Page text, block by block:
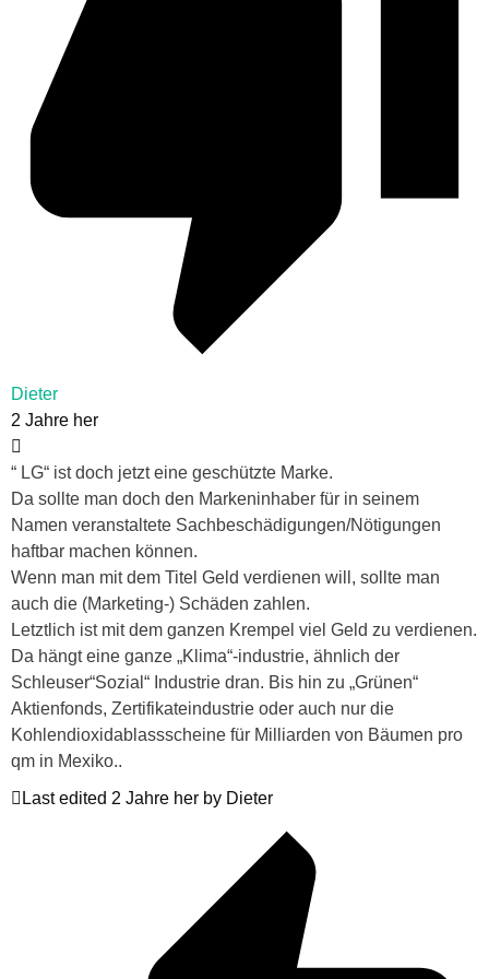
Dieter
2 Jahre her
“ LG“ ist doch jetzt eine geschützte Marke.
Da sollte man doch den Markeninhaber für in seinem
Namen veranstaltete Sachbeschädigungen/Nötigungen
haftbar machen können.
Wenn man mit dem Titel Geld verdienen will, sollte man
auch die (Marketing-) Schäden zahlen.
Letztlich ist mit dem ganzen Krempel viel Geld zu verdienen.
Da hängt eine ganze „Klima“-industrie, ähnlich der
Schleuser“Sozial“ Industrie dran. Bis hin zu „Grünen“
Aktienfonds, Zertifikateindustrie oder auch nur die
Kohlendioxidablassscheine für Milliarden von Bäumen pro
qm in Mexiko..
Last edited 2 Jahre her by Dieter